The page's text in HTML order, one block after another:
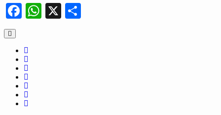
Facebook
WhatsApp
X